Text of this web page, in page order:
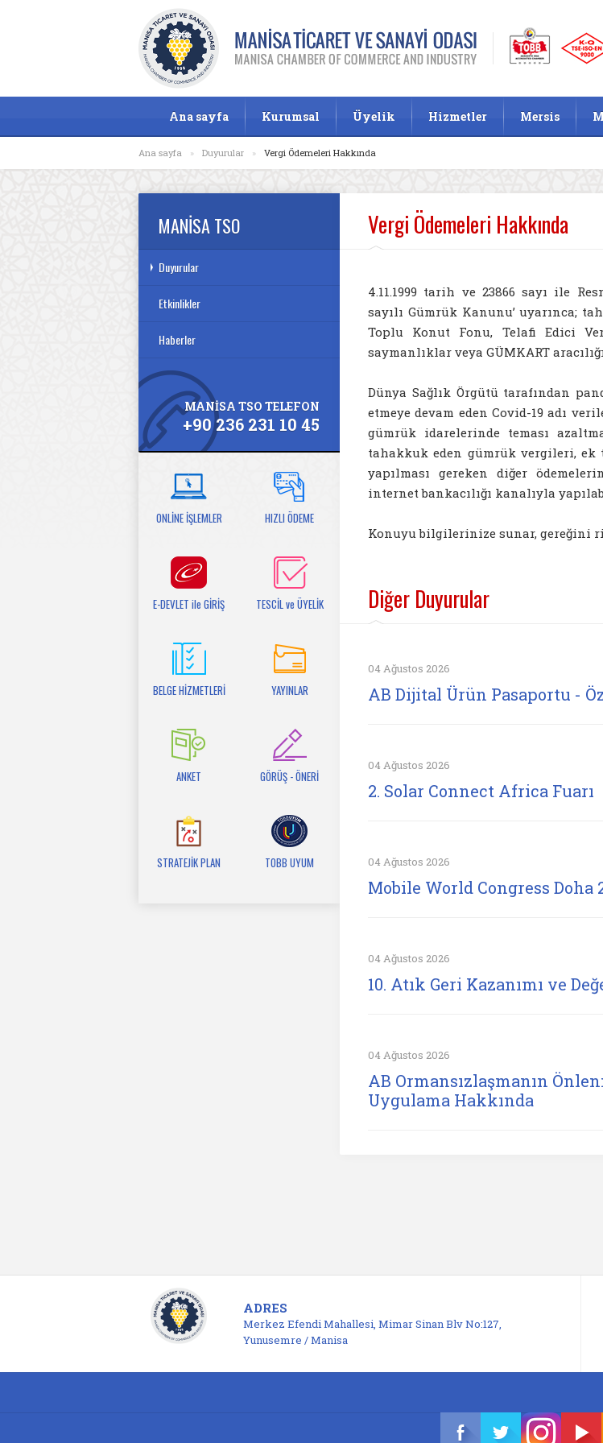
Ana sayfa Kurumsal Üyelik Hizmetler Mersis
Ana sayfa » Duyurular » Vergi Ödemeleri Hakkında
MANİSA TSO
Duyurular
Etkinlikler
Haberler
MANİSA TSO TELEFON
+90 236 231 10 45
ONLİNE İŞLEMLER HIZLI ÖDEME
E-DEVLET ile GİRİŞ TESCİL ve ÜYELİK
BELGE HİZMETLERİ YAYINLAR
ANKET GÖRÜŞ - ÖNERİ
STRATEJİK PLAN TOBB UYUM
Vergi Ödemeleri Hakkında
4.11.1999 tarih ve 23866 sayı ile
sayılı Gümrük Kanunu’ uyarınca;
Toplu Konut Fonu, Telafi Edici
saymanlıklar veya GÜMKART
Dünya Sağlık Örgütü tarafından
etmeye devam eden Covid-19 adı
gümrük idarelerinde teması
tahakkuk eden gümrük vergileri,
yapılması gereken diğer
internet bankacılığı kanalıyla
Konuyu bilgilerinize sunar, gereğini
Diğer Duyurular
04 Ağustos 2026
AB Dijital Ürün Pasaportu -
04 Ağustos 2026
2. Solar Connect Africa Fuarı
04 Ağustos 2026
Mobile World Congress Doha
04 Ağustos 2026
10. Atık Geri Kazanımı ve
04 Ağustos 2026
AB Ormansızlaşmanın
Uygulama Hakkında
ADRES
Merkez Efendi Mahallesi, Mimar Sinan Blv No:127,
Yunusemre / Manisa